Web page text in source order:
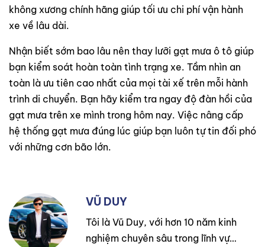
không xương chính hãng giúp tối ưu chi phí vận hành
xe về lâu dài.
Nhận biết sớm bao lâu nên thay lưỡi gạt mưa ô tô giúp
bạn kiểm soát hoàn toàn tình trạng xe. Tầm nhìn an
toàn là ưu tiên cao nhất của mọi tài xế trên mỗi hành
trình di chuyển. Bạn hãy kiểm tra ngay độ đàn hồi của
gạt mưa trên xe mình trong hôm nay. Việc nâng cấp
hệ thống gạt mưa đúng lúc giúp bạn luôn tự tin đối phó
với những cơn bão lớn.
VŨ DUY
Tôi là Vũ Duy, với hơn 10 năm kinh
nghiệm chuyên sâu trong lĩnh vực